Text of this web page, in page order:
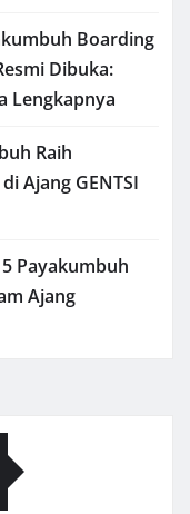
Boarding
Dibuka:
Lengkapnya
Raih
Ajang GENTSI
Payakumbuh
Ajang